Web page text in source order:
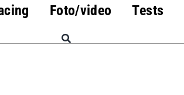
Foto/video Tests